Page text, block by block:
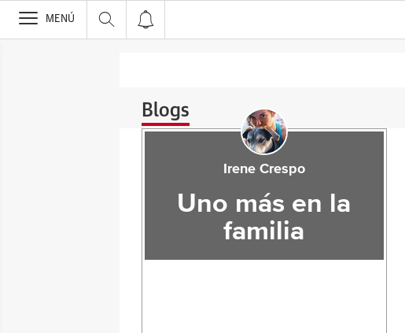
>
MENÚ
Blogs
Irene Crespo
Uno más en la
familia